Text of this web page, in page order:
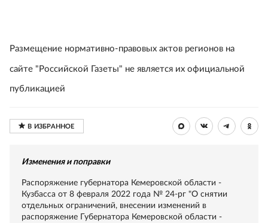
Размещение нормативно-правовых актов регионов на
сайте "Российской Газеты" не является их официальной
публикацией
Изменения и поправки
Распоряжение губернатора Кемеровской области -
Кузбасса от 8 февраля 2022 года № 24-рг "О снятии
отдельных ограничений, внесении изменений в
распоряжение Губернатора Кемеровской области -